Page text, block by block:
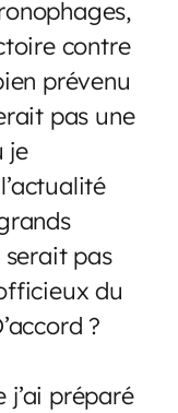
contre
prévenu
pas une
je
serait pas
du
?
préparé